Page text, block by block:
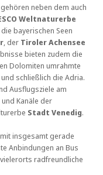
neben dem auch
Weltnaturerbe
bayerischen Seen
, der Tiroler Achensee
bieten zudem die
Dolomiten umrahmte
und schließlich die Adria.
Ausflugsziele am
Kanäle der
Stadt Venedig.
insgesamt gerade
Anbindungen an Bus
radfreundliche